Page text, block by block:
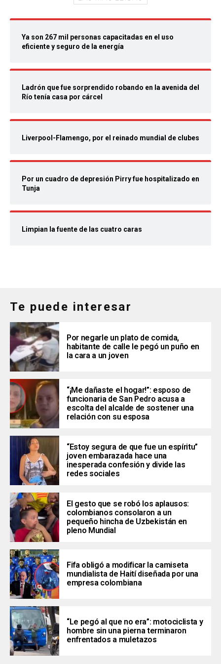
Ya son 267 mil personas capacitadas en el uso
eficiente y seguro de la energía
Ladrón que fue sorprendido robando en la avenida del
Río tenía casa por cárcel
Liverpool-Flamengo, por el reinado mundial de clubes
Por un cuadro de depresión Pirry fue hospitalizado en
Tunja
Limpian la fuente de las cuatro caras
Te puede interesar
Por negarle un plato de comida,
habitante de calle le pegó un puño en
la cara a un joven
“¡Me dañaste el hogar!”: esposo de
funcionaria de San Pedro acusa a
escolta del alcalde de sostener una
relación con su esposa
“Estoy segura de que fue un espíritu”
joven embarazada hace una
inesperada confesión y divide las
redes sociales
El gesto que se robó los aplausos:
colombianos consolaron a un
pequeño hincha de Uzbekistán en
pleno Mundial
Fifa obligó a modificar la camiseta
mundialista de Haití diseñada por una
empresa colombiana
“Le pegó al que no era”: motociclista y
hombre sin una pierna terminaron
enfrentados a muletazos